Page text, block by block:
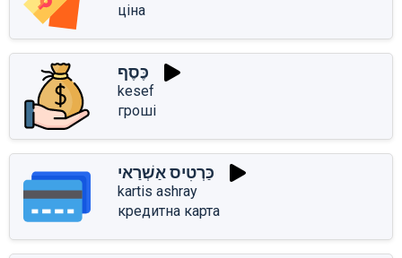
ціна
כֶּסֶף
kesef
гроші
כַּרְטִיס אַשְׁרַאי
kartis ashray
кредитна карта